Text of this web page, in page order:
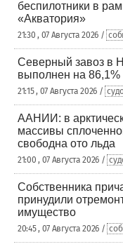
беспилотники в
«Акватория»
21:30 , 07 Августа 2026 /
Северный завоз в
выполнен на 86,1%
21:15 , 07 Августа 2026 /
ААНИИ: в
массивы
свободна ото льда
21:00 , 07 Августа 2026 /
Собственника
принудили
имущество
20:45 , 07 Августа 2026 /